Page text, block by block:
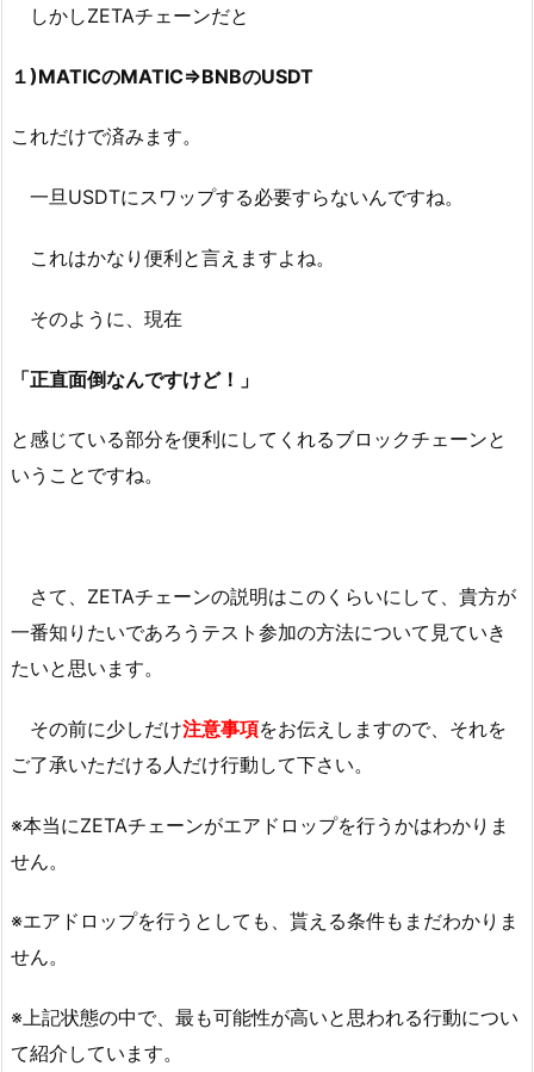
しかしZETAチェーンだと
１)MATICのMATIC⇒BNBのUSDT
これだけで済みます。
一旦USDTにスワップする必要すらないんですね。
これはかなり便利と言えますよね。
そのように、現在
「正直面倒なんですけど！」
と感じている部分を便利にしてくれるブロックチェーンと
いうことですね。
さて、ZETAチェーンの説明はこのくらいにして、貴方が
一番知りたいであろうテスト参加の方法について見ていき
たいと思います。
その前に少しだけ注意事項をお伝えしますので、それを
ご了承いただける人だけ行動して下さい。
※本当にZETAチェーンがエアドロップを行うかはわかりま
せん。
※エアドロップを行うとしても、貰える条件もまだわかりま
せん。
※上記状態の中で、最も可能性が高いと思われる行動につい
て紹介しています。